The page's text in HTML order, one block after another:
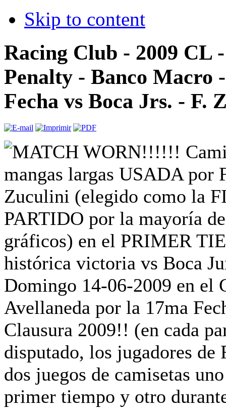
Skip to content
Racing Club - 2009 CL
Penalty - Banco Macro
Fecha vs Boca Jrs. - F.